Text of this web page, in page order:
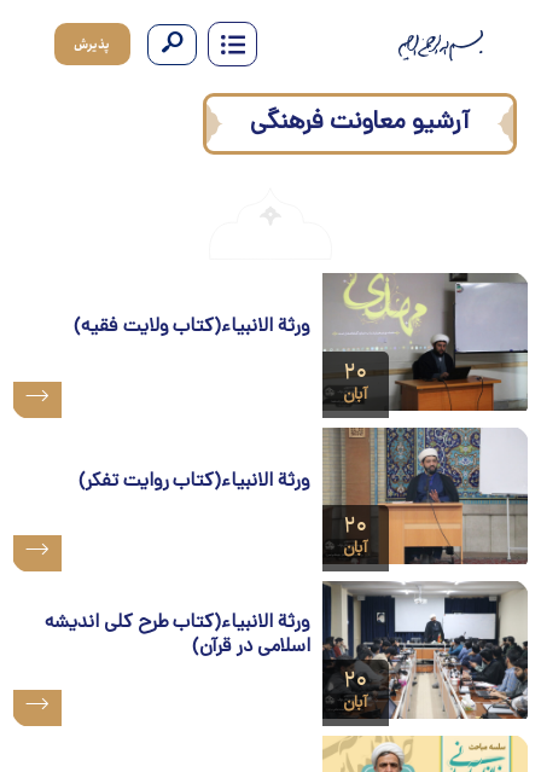
آرشیو معاونت فرهنگی
۲۰
آبان
ورثة الانبیاء(کتاب ولایت فقیه)
۲۰
آبان
ورثة الانبیاء(کتاب روایت تفکر)
۲۰
آبان
ورثة الانبیاء(کتاب طرح کلی اندیشه
اسلامی در قرآن)